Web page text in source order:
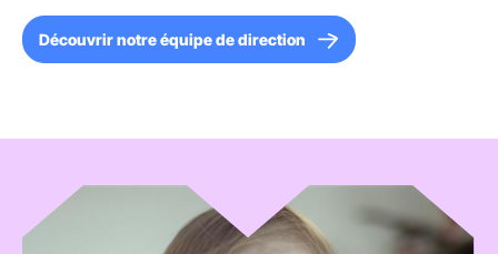
Découvrir notre équipe de direction